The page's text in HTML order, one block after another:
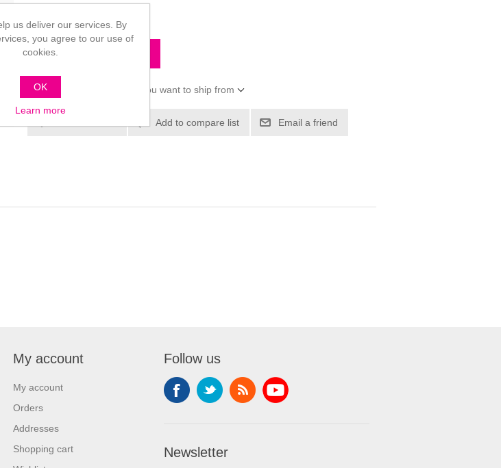
€69.95
Please select the address you want to ship from
My account
My account
Orders
Addresses
Shopping cart
Follow us
Newsletter
us deliver our services. By
you agree to our use of
cookies.
OK
Learn more